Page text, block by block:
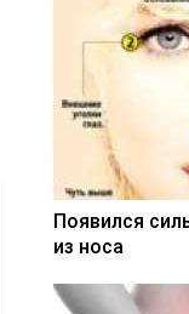
Появился
из носа